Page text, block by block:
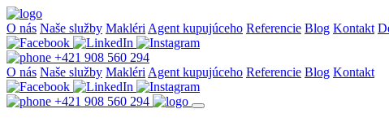
O nás Naše služby Makléri Agent kupujúceho Referencie Blog Kontakt
+421 908 560 294
O nás Naše služby Makléri Agent kupujúceho Referencie Blog Kontakt
+421 908 560 294